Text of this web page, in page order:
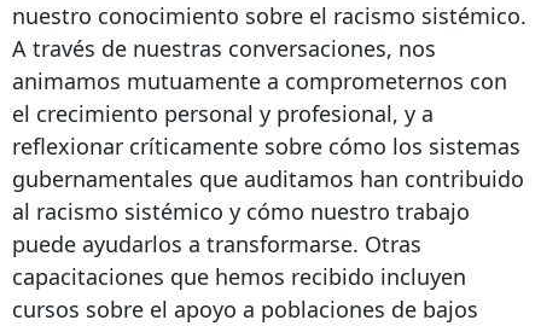
nuestro conocimiento sobre el racismo sistémico.
A través de nuestras conversaciones, nos
animamos mutuamente a comprometernos con
el crecimiento personal y profesional, y a
reflexionar críticamente sobre cómo los sistemas
gubernamentales que auditamos han contribuido
al racismo sistémico y cómo nuestro trabajo
puede ayudarlos a transformarse. Otras
capacitaciones que hemos recibido incluyen
cursos sobre el apoyo a poblaciones de bajos